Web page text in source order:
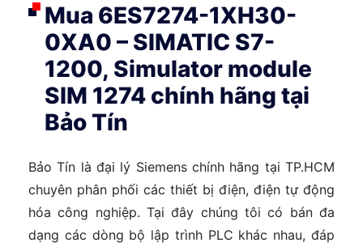
Mua 6ES7274-1XH30-
0XA0 – SIMATIC S7-
1200, Simulator module
SIM 1274 chính hãng tại
Bảo Tín
Bảo Tín là đại lý Siemens chính hãng tại TP.HCM
chuyên phân phối các thiết bị điện, điện tự động
hóa công nghiệp. Tại đây chúng tôi có bán đa
dạng các dòng bộ lập trình PLC khác nhau, đáp